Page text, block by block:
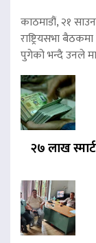
काठमाडौं, २१
राष्ट्रियसभा
पुगेको भन्दै उनले
२७ लाख